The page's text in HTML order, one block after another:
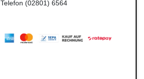
Telefon (02801) 6564